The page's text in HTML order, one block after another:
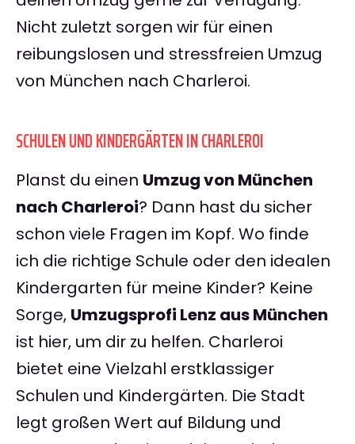
Nicht zuletzt sorgen wir für einen
reibungslosen und stressfreien Umzug
von München nach Charleroi.
SCHULEN UND KINDERGÄRTEN IN CHARLEROI
Planst du einen Umzug von München
nach Charleroi? Dann hast du sicher
schon viele Fragen im Kopf. Wo finde
ich die richtige Schule oder den idealen
Kindergarten für meine Kinder? Keine
Sorge, Umzugsprofi Lenz aus München
ist hier, um dir zu helfen. Charleroi
bietet eine Vielzahl erstklassiger
Schulen und Kindergärten. Die Stadt
legt großen Wert auf Bildung und